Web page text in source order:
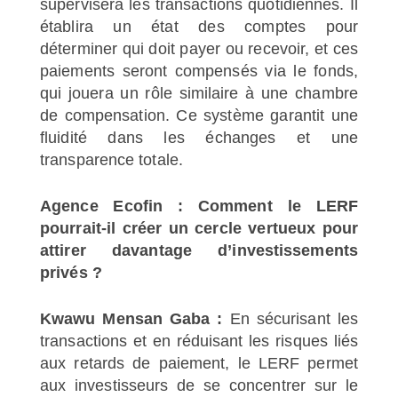
supervisera les transactions quotidiennes. Il
établira un état des comptes pour
déterminer qui doit payer ou recevoir, et ces
paiements seront compensés via le fonds,
qui jouera un rôle similaire à une chambre
de compensation. Ce système garantit une
fluidité dans les échanges et une
transparence totale.
Agence Ecofin : Comment le LERF
pourrait-il créer un cercle vertueux pour
attirer davantage d’investissements
privés ?
Kwawu Mensan Gaba : En sécurisant les
transactions et en réduisant les risques liés
aux retards de paiement, le LERF permet
aux investisseurs de se concentrer sur le